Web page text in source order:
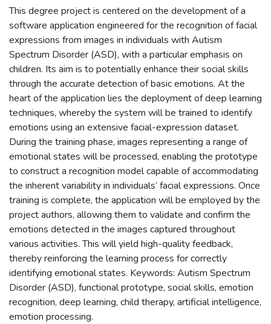
This degree project is centered on the development of a
software application engineered for the recognition of facial
expressions from images in individuals with Autism
Spectrum Disorder (ASD), with a particular emphasis on
children. Its aim is to potentially enhance their social skills
through the accurate detection of basic emotions. At the
heart of the application lies the deployment of deep learning
techniques, whereby the system will be trained to identify
emotions using an extensive facial-expression dataset.
During the training phase, images representing a range of
emotional states will be processed, enabling the prototype
to construct a recognition model capable of accommodating
the inherent variability in individuals’ facial expressions. Once
training is complete, the application will be employed by the
project authors, allowing them to validate and confirm the
emotions detected in the images captured throughout
various activities. This will yield high-quality feedback,
thereby reinforcing the learning process for correctly
identifying emotional states. Keywords: Autism Spectrum
Disorder (ASD), functional prototype, social skills, emotion
recognition, deep learning, child therapy, artificial intelligence,
emotion processing.